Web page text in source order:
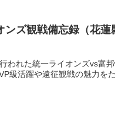
ンズ観戦備忘録（花蓮
われた統一ライオンズvs富
級活躍や遠征観戦の魅力を